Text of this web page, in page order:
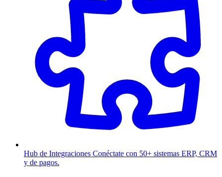
Hub de Integraciones Conéctate con 50+ sistemas ERP, CRM
y de pagos.